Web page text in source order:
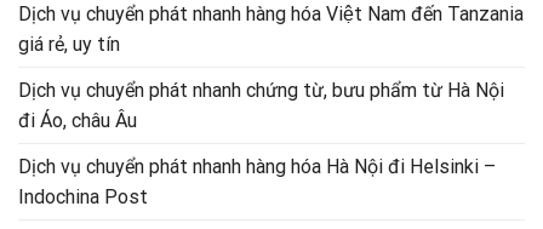
Dịch vụ chuyển phát nhanh hàng hóa Việt Nam đến Tanzania
giá rẻ, uy tín
Dịch vụ chuyển phát nhanh chứng từ, bưu phẩm từ Hà Nội
đi Áo, châu Âu
Dịch vụ chuyển phát nhanh hàng hóa Hà Nội đi Helsinki –
Indochina Post